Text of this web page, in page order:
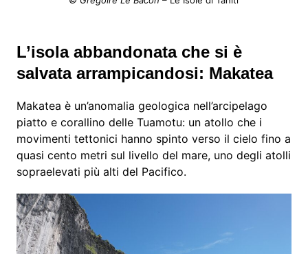
L’isola abbandonata che si è
salvata arrampicandosi: Makatea
Makatea è un’anomalia geologica nell’arcipelago
piatto e corallino delle Tuamotu: un atollo che i
movimenti tettonici hanno spinto verso il cielo fino a
quasi cento metri sul livello del mare, uno degli atolli
sopraelevati più alti del Pacifico.